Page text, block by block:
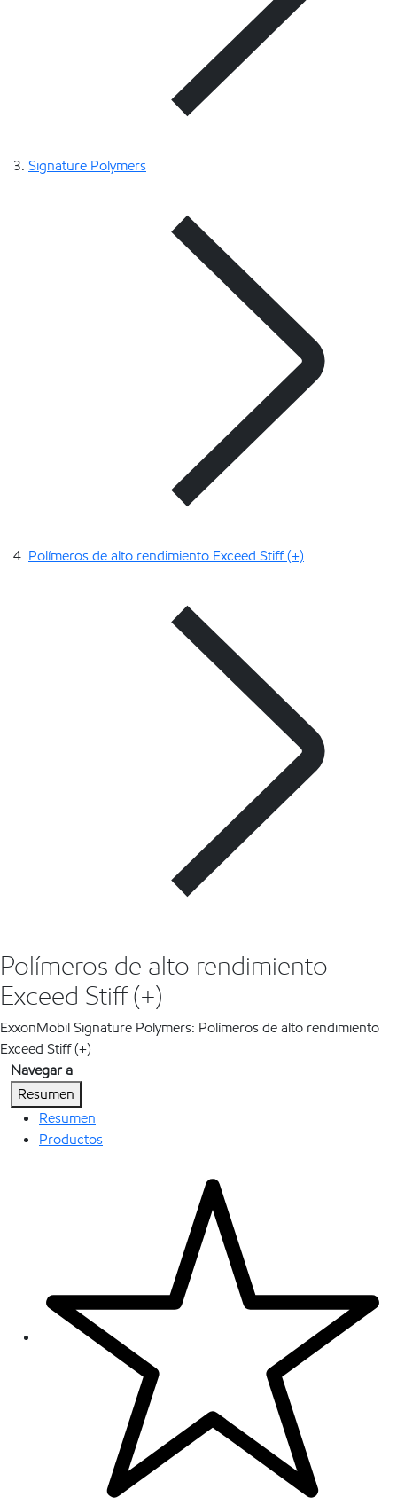
Signature Polymers
Polímeros de alto rendimiento Exceed Stiff (+)
Polímeros de alto rendimiento
Exceed Stiff (+)
ExxonMobil Signature Polymers: Polímeros de alto rendimiento
Exceed Stiff (+)
Navegar a
Resumen
Resumen
Productos